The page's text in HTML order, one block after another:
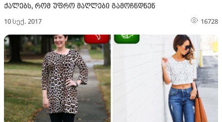
ქალებს, რომ უფრო მაღლები გამოჩნდნენ
10 სექ. 2017 16728